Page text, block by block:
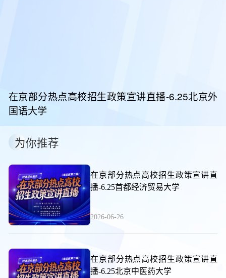
在京部分热点高校招生政策宣讲直播-6.25北京外
国语大学
为你推荐
在京部分热点高校招生政策宣讲直
播-6.25首都经济贸易大学
2026-06-26
在京部分热点高校招生政策宣讲直
播-6.25北京中医药大学